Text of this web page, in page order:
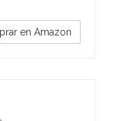
en Amazon